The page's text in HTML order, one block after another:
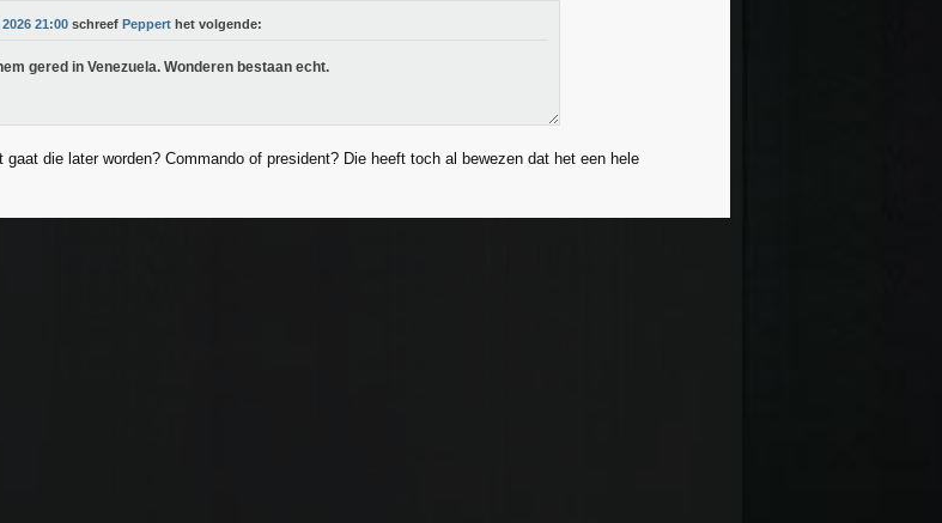
21:00 schreef Peppert het volgende:
gered in Venezuela. Wonderen bestaan echt.
die later worden? Commando of president? Die heeft toch al bewezen dat het een hele